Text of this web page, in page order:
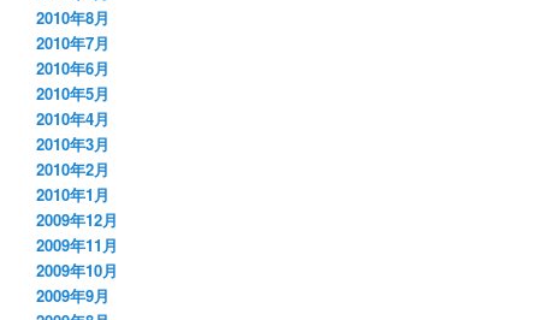
2010年8月
2010年7月
2010年6月
2010年5月
2010年4月
2010年3月
2010年2月
2010年1月
2009年12月
2009年11月
2009年10月
2009年9月